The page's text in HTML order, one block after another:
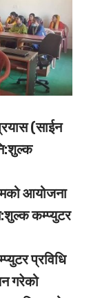
(साईन
आयोजना
कम्प्युटर
प्रविधि
गरेको